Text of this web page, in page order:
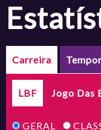
Carreira
LBF Jogo Das
GERAL